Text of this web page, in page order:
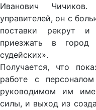
Иванович
управителей, он с
поставки рекрут и
приезжать в город
судейских».
Получается, что
работе с
руководимом им
силы, и выход из